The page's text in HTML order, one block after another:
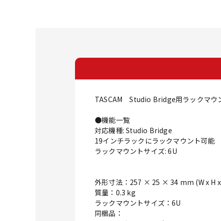
TASCAM Studio Bridge用ラックマウ
●機能一覧
対応機種: Studio Bridge
19インチラックにラックマウント可能
ラックマウントサイズ: 6U
外形寸法：257 × 25 × 34 mm (W x H
質量：0.3 kg
ラックマウントサイズ：6U
同梱品：